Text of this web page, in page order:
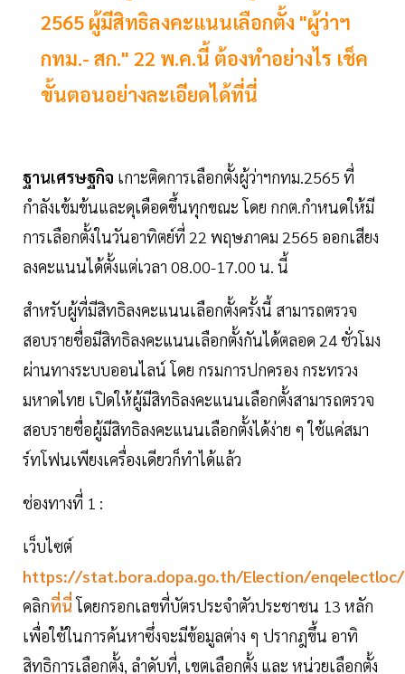
2565 ผู้มีสิทธิลงคะแนนเลือกตั้ง "ผู้ว่าฯ
กทม.- สก." 22 พ.ค.นี้ ต้องทำอย่างไร เช็ค
ขั้นตอนอย่างละเอียดได้ที่นี่
ฐานเศรษฐกิจ เกาะติดการเลือกตั้งผู้ว่าฯกทม.2565 ที่
กำลังเข้มข้นและดุเดือดขึ้นทุกขณะ โดย กกต.กำหนดให้มี
การเลือกตั้งในวันอาทิตย์ที่ 22 พฤษภาคม 2565 ออกเสียง
ลงคะแนนได้ตั้งแต่เวลา 08.00-17.00 น. นี้
สำหรับผู้ที่มีสิทธิลงคะแนนเลือกตั้งครั้งนี้ สามารถตรวจ
สอบรายชื่อมีสิทธิลงคะแนนเลือกตั้งกันได้ตลอด 24 ชั่วโมง
ผ่านทางระบบออนไลน์ โดย กรมการปกครอง กระทรวง
มหาดไทย เปิดให้ผู้มีสิทธิลงคะแนนเลือกตั้งสามารถตรวจ
สอบรายชื่อผู้มีสิทธิลงคะแนนเลือกตั้งได้ง่าย ๆ ใช้แค่สมา
ร์ทโฟนเพียงเครื่องเดียวก็ทำได้แล้ว
ช่องทางที่ 1 :
เว็บไซต์
https://stat.bora.dopa.go.th/Election/enqelectloc/
คลิกที่นี่โดยกรอกเลขที่บัตรประจำตัวประชาชน 13 หลัก
เพื่อใช้ในการค้นหาซึ่งจะมีข้อมูลต่าง ๆ ปรากฎขึ้น อาทิ
สิทธิการเลือกตั้ง, ลำดับที่, เขตเลือกตั้ง และ หน่วยเลือกตั้ง